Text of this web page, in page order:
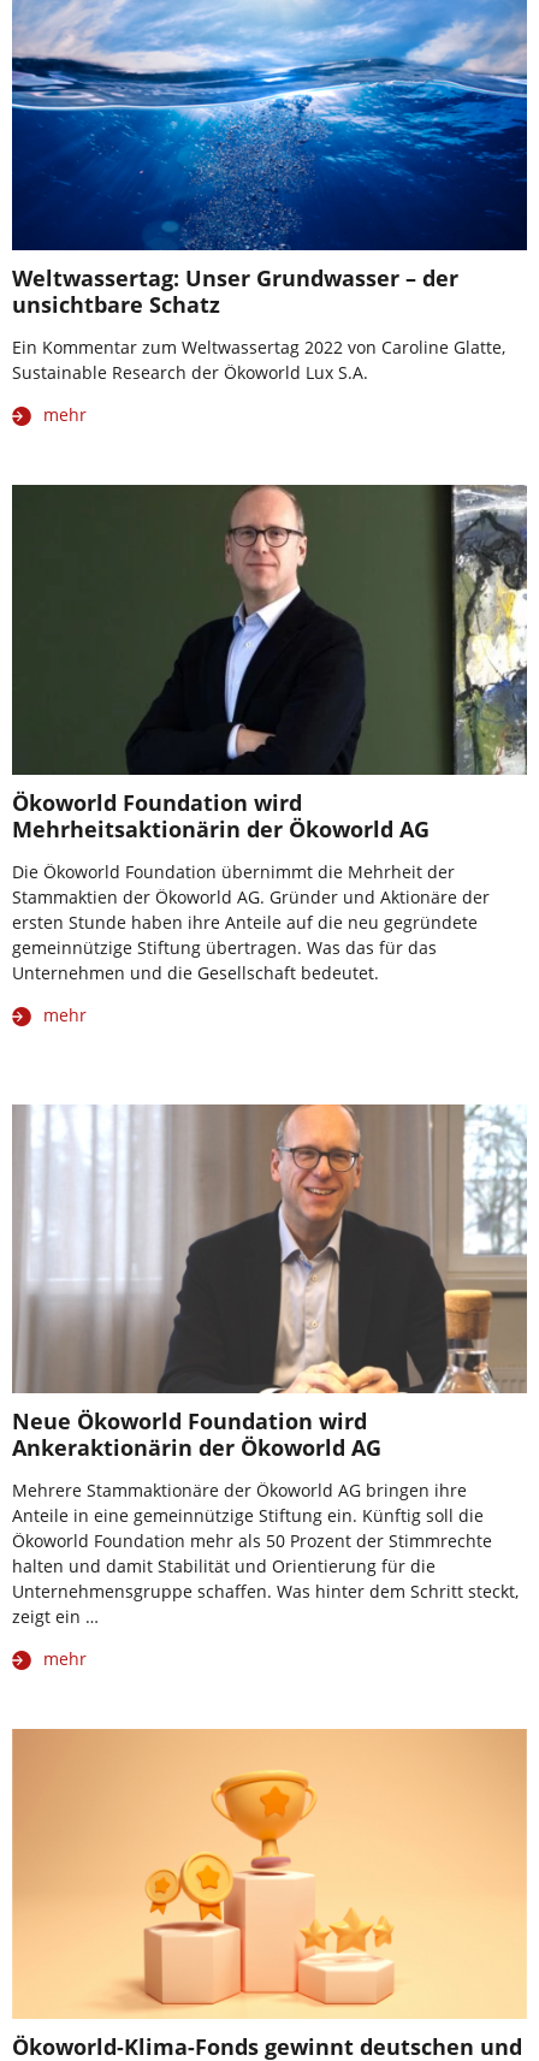
Weltwassertag: Unser Grundwasser – der
unsichtbare Schatz
Ein Kommentar zum Weltwassertag 2022 von Caroline Glatte,
Sustainable Research der Ökoworld Lux S.A.
mehr
Ökoworld Foundation wird
Mehrheitsaktionärin der Ökoworld AG
Die Ökoworld Foundation übernimmt die Mehrheit der
Stammaktien der Ökoworld AG. Gründer und Aktionäre der
ersten Stunde haben ihre Anteile auf die neu gegründete
gemeinnützige Stiftung übertragen. Was das für das
Unternehmen und die Gesellschaft bedeutet.
mehr
Neue Ökoworld Foundation wird
Ankeraktionärin der Ökoworld AG
Mehrere Stammaktionäre der Ökoworld AG bringen ihre
Anteile in eine gemeinnützige Stiftung ein. Künftig soll die
Ökoworld Foundation mehr als 50 Prozent der Stimmrechte
halten und damit Stabilität und Orientierung für die
Unternehmensgruppe schaffen. Was hinter dem Schritt steckt,
zeigt ein …
mehr
Ökoworld-Klima-Fonds gewinnt deutschen und